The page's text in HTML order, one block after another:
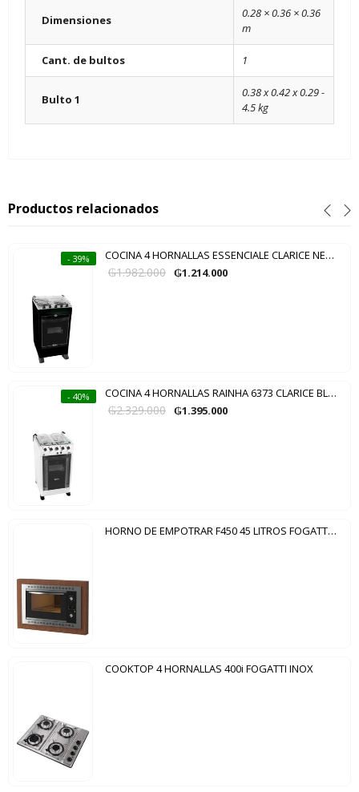
Dimensiones
0.28 × 0.36 × 0.36
m
Cant. de bultos 1
Bulto 1
0.38 x 0.42 x 0.29 -
4.5 kg
Productos relacionados
COCINA 4 HORNALLAS ESSENCIALE CLARICE NEGRO
₲1.214.000
₲1.982.000
- 39%
COCINA 4 HORNALLAS RAINHA 6373 CLARICE BLANCO
₲1.395.000
₲2.329.000
- 40%
HORNO DE EMPOTRAR F450 45 LITROS FOGATTI INOX NEGRO
COOKTOP 4 HORNALLAS 400i FOGATTI INOX